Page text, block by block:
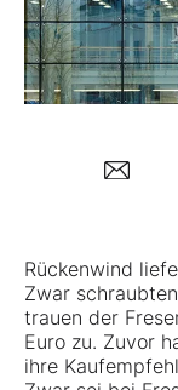
Mein
Rückenwind
Zwar
trauen der
Euro zu. Zuvor
ihre